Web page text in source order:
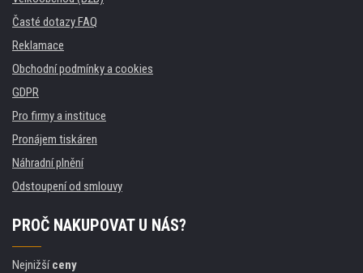
Časté dotazy FAQ
Reklamace
Obchodní podmínky a cookies
GDPR
Pro firmy a instituce
Pronájem tiskáren
Náhradní plnění
Odstoupení od smlouvy
PROČ NAKUPOVAT U NÁS?
Nejnižšíceny